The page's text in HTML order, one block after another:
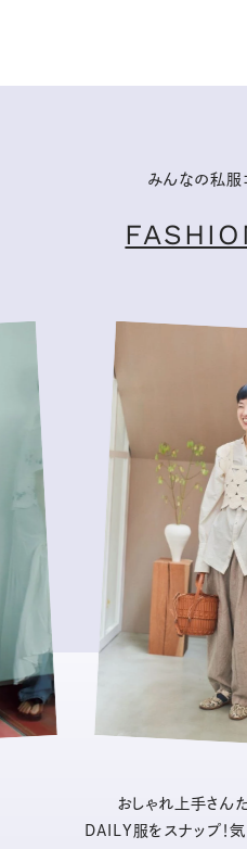
みんなの私服
おしゃれ上手さん
DAILY服をスナップ！